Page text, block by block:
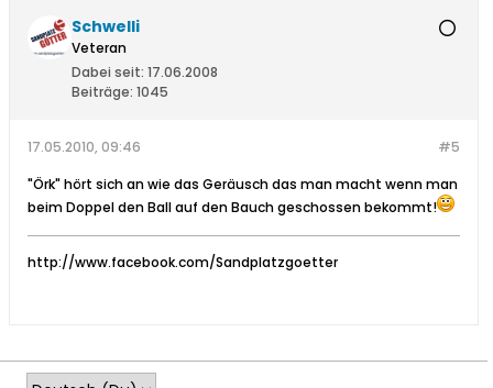
Schwelli
Veteran
Dabei seit: 17.06.2008
Beiträge: 1045
#5
17.05.2010, 09:46
"Örk" hört sich an wie das Geräusch das man macht wenn man
beim Doppel den Ball auf den Bauch geschossen bekommt!
http://www.facebook.com/Sandplatzgoetter